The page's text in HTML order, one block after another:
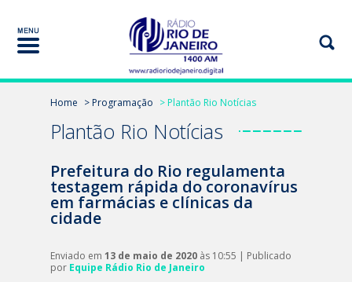
Home > Programação > Plantão Rio Notícias
Plantão Rio Notícias
Prefeitura do Rio regulamenta
testagem rápida do coronavírus
em farmácias e clínicas da
cidade
Enviado em 13 de maio de 2020 às 10:55 | Publicado
por Equipe Rádio Rio de Janeiro